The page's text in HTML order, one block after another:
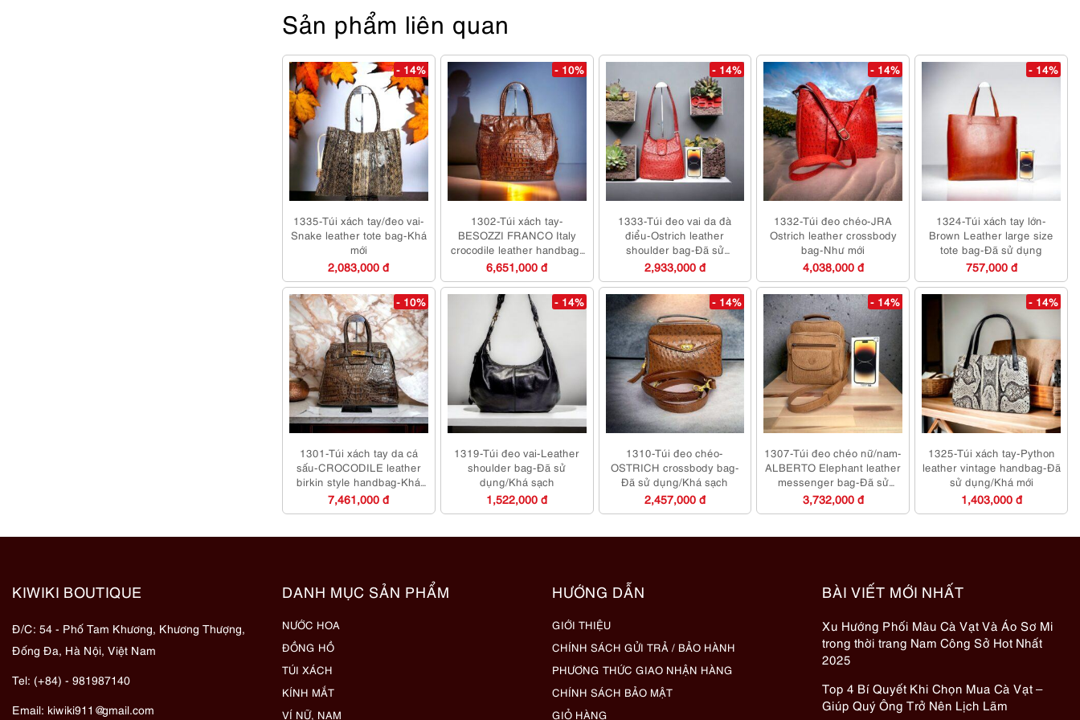
Sản phẩm liên quan
- 14%
1335-Túi xách tay/đeo vai-
Snake leather tote bag-Khá
mới
2,083,000 đ
- 10%
1302-Túi xách tay-
BESOZZI FRANCO Italy
crocodile leather handbag-
Đã sử dụng
6,651,000 đ
- 14%
1333-Túi đeo vai da đà
điểu-Ostrich leather
shoulder bag-Đã sử
dụng/Khá mới
2,933,000 đ
- 14%
1332-Túi đeo chéo-JRA
Ostrich leather crossbody
bag-Như mới
4,038,000 đ
- 14%
1324-Túi xách tay lớn-
Brown Leather large size
tote bag-Đã sử dụng
757,000 đ
- 10%
1301-Túi xách tay da cá
sấu-CROCODILE leather
birkin style handbag-Khá
mới
7,461,000 đ
- 14%
1319-Túi đeo vai-Leather
shoulder bag-Đã sử
dụng/Khá sạch
1,522,000 đ
- 14%
1310-Túi đeo chéo-
OSTRICH crossbody bag-
Đã sử dụng/Khá sạch
2,457,000 đ
- 14%
1307-Túi đeo chéo nữ/nam-
ALBERTO Elephant leather
messenger bag-Đã sử
dụng
3,732,000 đ
- 14%
1325-Túi xách tay-Python
leather vintage handbag-Đã
sử dụng/Khá mới
1,403,000 đ
KIWIKI BOUTIQUE
Đ/C: 54 - Phố Tam Khương, Khương Thượng,
Đống Đa, Hà Nội, Việt Nam
Tel: (+84) - 981987140
Email: kiwiki911@gmail.com
DANH MỤC SẢN PHẨM
NƯỚC HOA
ĐỒNG HỒ
TÚI XÁCH
KÍNH MẮT
VÍ NỮ, NAM
HƯỚNG DẪN
GIỚI THIỆU
CHÍNH SÁCH GỬI TRẢ / BẢO HÀNH
PHƯƠNG THỨC GIAO NHẬN HÀNG
CHÍNH SÁCH BẢO MẬT
GIỎ HÀNG
BÀI VIẾT MỚI NHẤT
Xu Hướng Phối Màu Cà Vạt Và Áo Sơ Mi
trong thời trang Nam Công Sở Hot Nhất
2025
Top 4 Bí Quyết Khi Chọn Mua Cà Vạt –
Giúp Quý Ông Trở Nên Lịch Lãm